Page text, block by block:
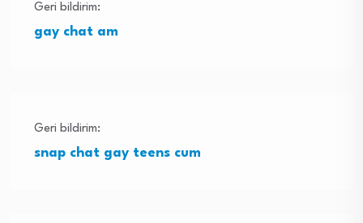
Geri bildirim:
gay chat am
Geri bildirim:
snap chat gay teens cum